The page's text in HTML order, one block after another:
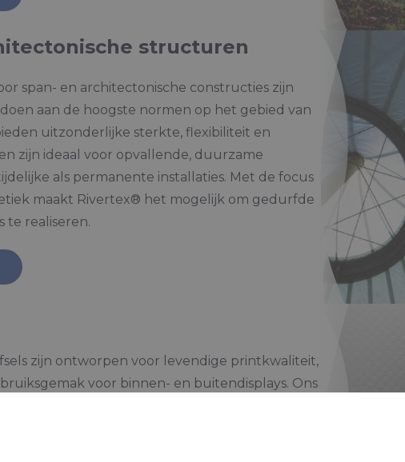
structuren
span- en architectonische constructies zijn
aan de hoogste normen op het gebied van
uitzonderlijke sterkte, flexibiliteit en
zijn ideaal voor opvallende, duurzame
als permanente installaties. Met de focus
maakt Rivertex® het mogelijk om gedurfde
te realiseren.
zijn ontworpen voor levendige printkwaliteit,
voor binnen- en buitendisplays. Ons